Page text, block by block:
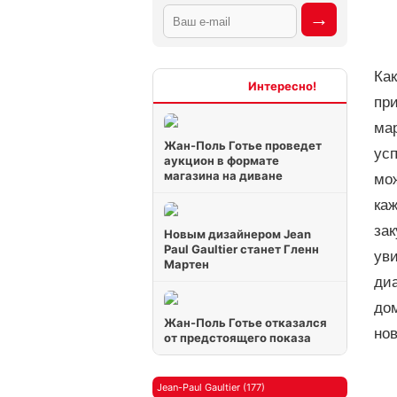
Жан-Поль Готье проведет
аукцион в формате
магазина на диване
Новым дизайнером Jean
Paul Gaultier станет Гленн
Мартен
Жан-Поль Готье отказался
от предстоящего показа
Jean-Paul Gaultier (177)